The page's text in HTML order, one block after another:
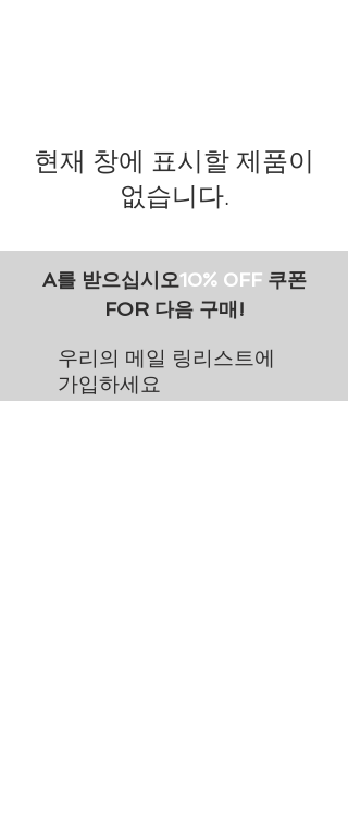
현재 창에 표시할 제품이
없습니다.
A를 받으십시오10% 0FF 쿠폰
FOR 다음 구매!
우리의 메일 링리스트에
가입하세요